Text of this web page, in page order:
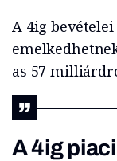
A 4ig
as 57
A 4ig